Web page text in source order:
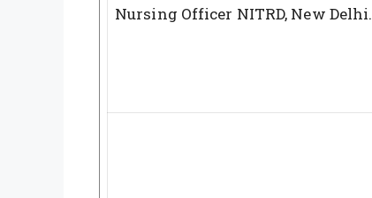
Nursing Officer NITRD, New Delhi.